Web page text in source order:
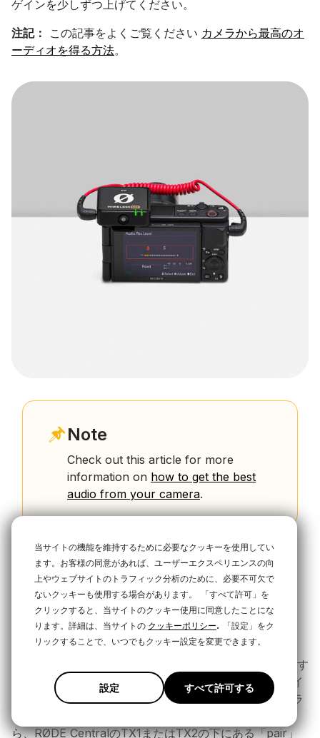
当サイトの機能を維持するために必要なクッキーを使用してい
ます。お客様の同意があれば、ユーザーエクスペリエンスの向
上やウェブサイトのトラフィック分析のために、必要不可欠で
ないクッキーも使用する場合があります。
「すべて許可」を
クリックすると、当サイトのクッキー使用に同意したことにな
ります。詳細は、当サイトの クッキーポリシー.
「設定」をク
リックすることで、いつでもクッキー設定を変更できます。
設定 すべて許可する
ゲインを少しずつ上げてください。
注記：
この記事をよくご覧ください カメラから最高のオ
ーディオを得る方法。
Note
Check out this article for more
information on how to get the best
audio from your camera.
複数のトランスミッターのペアリン
別のRØDEシリーズIVワイヤレストランスミッター
（Wireless GO II 別のWireless MEなど）をお持ちの場
合、1台のWireless MEレシーバー（RX）に最大2台のト
ランスミッターをペアリングすることができます。こうす
るために、Wireless ME RXをデスクトップまたはモバイ
ルのRØDE Centralに接続し、接続しようとしているトラ
ンスミッターの電源を入れ、ペアリングモードにしてか
ら、RØDE CentralのTX1またはTX2の下にある「pair」